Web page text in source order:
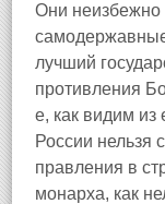
Они неизбежно
лучший
противления
е, как видим из
России нельзя
правления в
монарха, как